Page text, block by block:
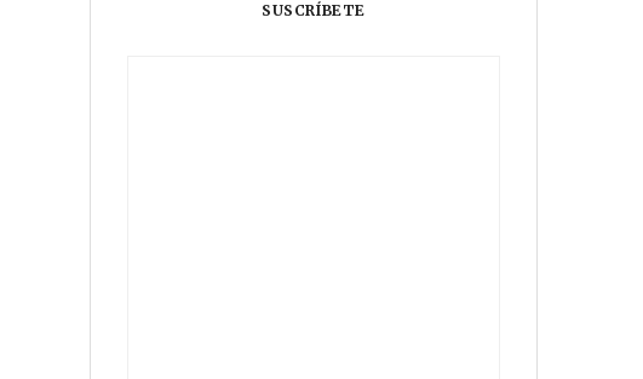
SUSCRÍBETE